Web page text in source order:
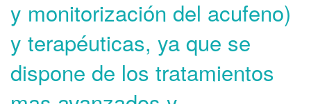
y monitorización del acufeno)
y terapéuticas, ya que se
dispone de los tratamientos